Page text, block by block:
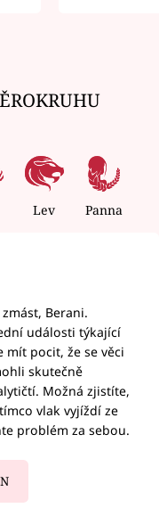
Lev Panna
Berani.
události týkající
mít pocit, že se věci
skutečně
Možná zjistíte,
vlak vyjíždí ze
problém za sebou.